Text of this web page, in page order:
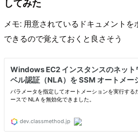
メモ: 用意されているドキュメント
できるので覚えておくと良さそう